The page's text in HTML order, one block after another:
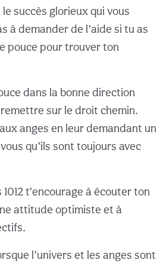
succès glorieux qui vous
à demander de l’aide si tu as
pouce pour trouver ton
dans la bonne direction
sur le droit chemin.
anges en leur demandant un
qu’ils sont toujours avec
t’encourage à écouter ton
attitude optimiste et à
l’univers et les anges sont